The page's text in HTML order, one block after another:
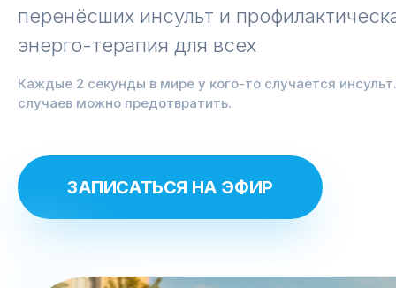
перенёсших инсульт и
энерго-терапия для всех
Каждые 2 секунды в мире у кого-то случается
случаев можно предотвратить.
ЗАПИСАТЬСЯ НА ЭФИР